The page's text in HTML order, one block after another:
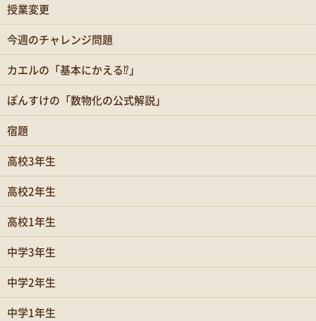
授業変更
今週のチャレンジ問題
カエルの「基本にかえる⁉」
ぽんすけの「数物化の公式解説」
宿題
高校3年生
高校2年生
高校1年生
中学3年生
中学2年生
中学1年生